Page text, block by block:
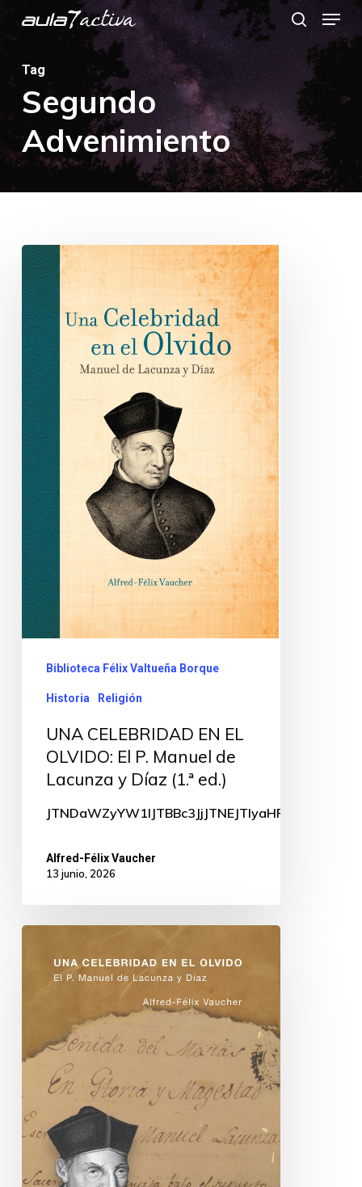
Skip
main
content
search
Menu
Tag
Segundo
Advenimiento
Biblioteca Félix Valtueña Borque
Historia Religión
UNA CELEBRIDAD EN EL
OLVIDO: El P. Manuel de
Lacunza y Díaz (1.ª ed.)
Alfred-Félix Vaucher
13 junio, 2026